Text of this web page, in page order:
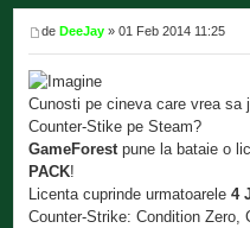
deDeeJay » 01 Feb 2014 11:25
Cunosti pe cineva care vrea
Counter-Stike pe Steam?
GameForest pune la bataie o
PACK!
Licenta cuprinde urmatoarele4
Counter-Strike: Condition Zero,